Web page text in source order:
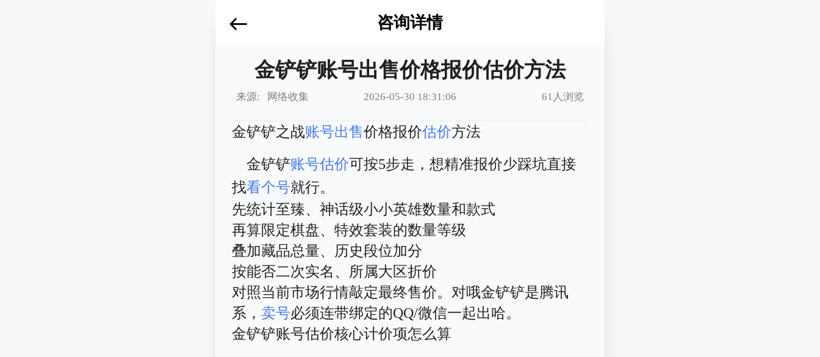
咨询详情
金铲铲账号出售价格报价估价方法
来源: 网络收集 2026-05-30 18:31:06 61人浏览
金铲铲之战账号出售价格报价估价方法
金铲铲账号估价可按5步走，想精准报价少踩坑直接
找看个号就行。
先统计至臻、神话级小小英雄数量和款式
再算限定棋盘、特效套装的数量等级
叠加藏品总量、历史段位加分
按能否二次实名、所属大区折价
对照当前市场行情敲定最终售价。对哦金铲铲是腾讯
系，卖号必须连带绑定的QQ/微信一起出哈。
金铲铲账号估价核心计价项怎么算